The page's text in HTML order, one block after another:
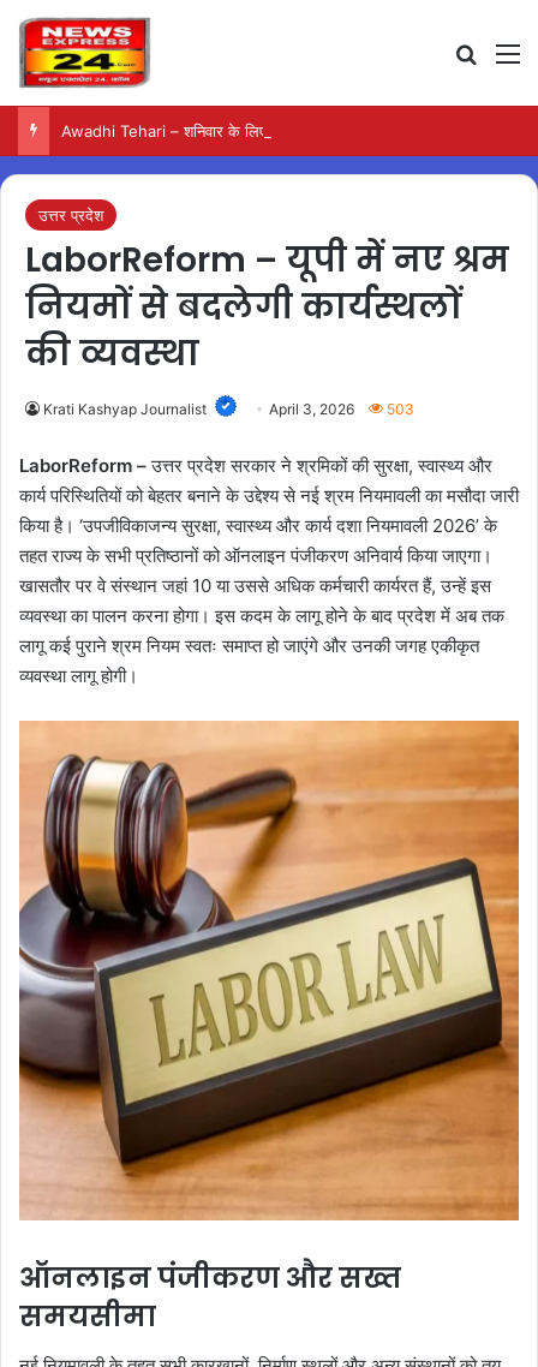
उत्तर प्रदेश
LaborReform – यूपी में नए श्रम
नियमों से बदलेगी कार्यस्थलों
की व्यवस्था
Krati Kashyap Journalist April 3, 2026 503
LaborReform –उत्तर प्रदेश सरकार ने श्रमिकों की सुरक्षा, स्वास्थ्य और
कार्य परिस्थितियों को बेहतर बनाने के उद्देश्य से नई श्रम नियमावली का मसौदा जारी
किया है। ‘उपजीविकाजन्य सुरक्षा, स्वास्थ्य और कार्य दशा नियमावली 2026’ के
तहत राज्य के सभी प्रतिष्ठानों को ऑनलाइन पंजीकरण अनिवार्य किया जाएगा।
खासतौर पर वे संस्थान जहां 10 या उससे अधिक कर्मचारी कार्यरत हैं, उन्हें इस
व्यवस्था का पालन करना होगा। इस कदम के लागू होने के बाद प्रदेश में अब तक
लागू कई पुराने श्रम नियम स्वतः समाप्त हो जाएंगे और उनकी जगह एकीकृत
व्यवस्था लागू होगी।
ऑनलाइन पंजीकरण और सख्त
समयसीमा